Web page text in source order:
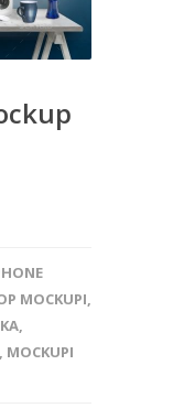
MOCKUPI,
,
, MOCKUPI